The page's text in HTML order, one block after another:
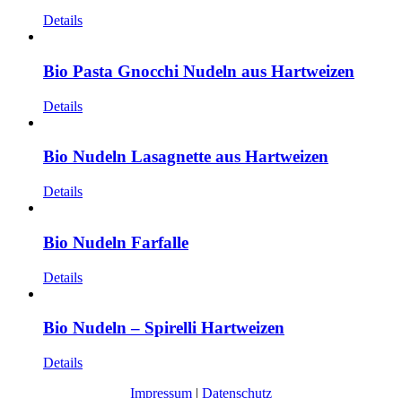
Details
Bio Pasta Gnocchi Nudeln aus Hartweizen
Details
Bio Nudeln Lasagnette aus Hartweizen
Details
Bio Nudeln Farfalle
Details
Bio Nudeln – Spirelli Hartweizen
Details
Impressum | Datenschutz